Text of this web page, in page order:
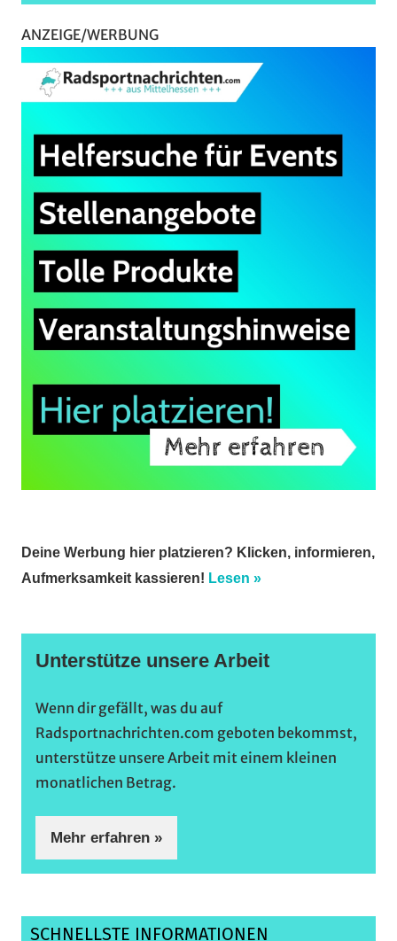
ANZEIGE/WERBUNG
Deine Werbung hier platzieren? Klicken, informieren,
Aufmerksamkeit kassieren! Lesen »
Unterstütze unsere Arbeit
Wenn dir gefällt, was du auf
Radsportnachrichten.com geboten bekommst,
unterstütze unsere Arbeit mit einem kleinen
monatlichen Betrag.
Mehr erfahren »
SCHNELLSTE INFORMATIONEN